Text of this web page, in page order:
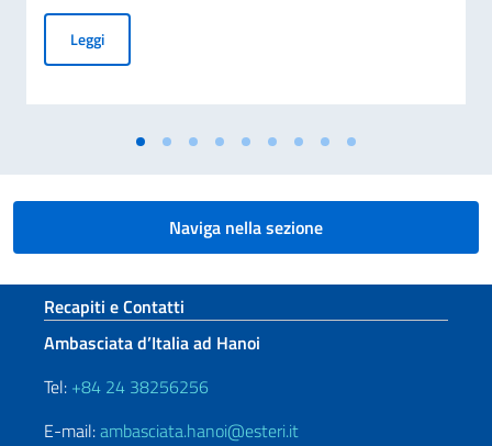
LeggiThông điệp của Phó Thủ tướng kiêm Bộ trưởng Ngoại
Naviga nella sezione
Sezione footer
Recapiti e Contatti
Ambasciata d’Italia ad Hanoi
Tel: +84 24 38256256
E-mail:ambasciata.hanoi@esteri.it